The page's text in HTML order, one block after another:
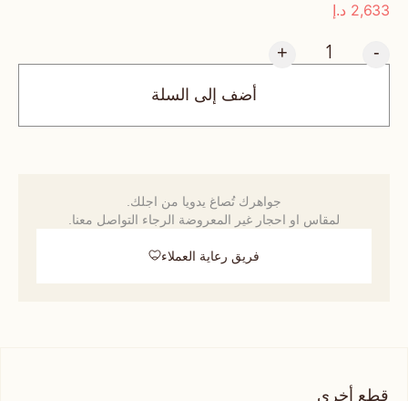
2,633 د.إ
-
+
أضف إلى السلة
جواهرك تُصاغ يدويا من اجلك.
لمقاس او احجار غير المعروضة الرجاء التواصل معنا.
فريق رعاية العملاء
قطع أخرى